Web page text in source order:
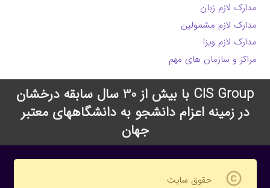
مدارک لازم زبان
مدارک لازم مشمولین
مدارک لازم ویزا
مراکز و سازمان های مهم
CIS Group با بیش از 30 سال سابقه درخشان
در زمینه اعزام دانشجو به دانشگاههای معتبر
جهان
copyright حقوق سایت